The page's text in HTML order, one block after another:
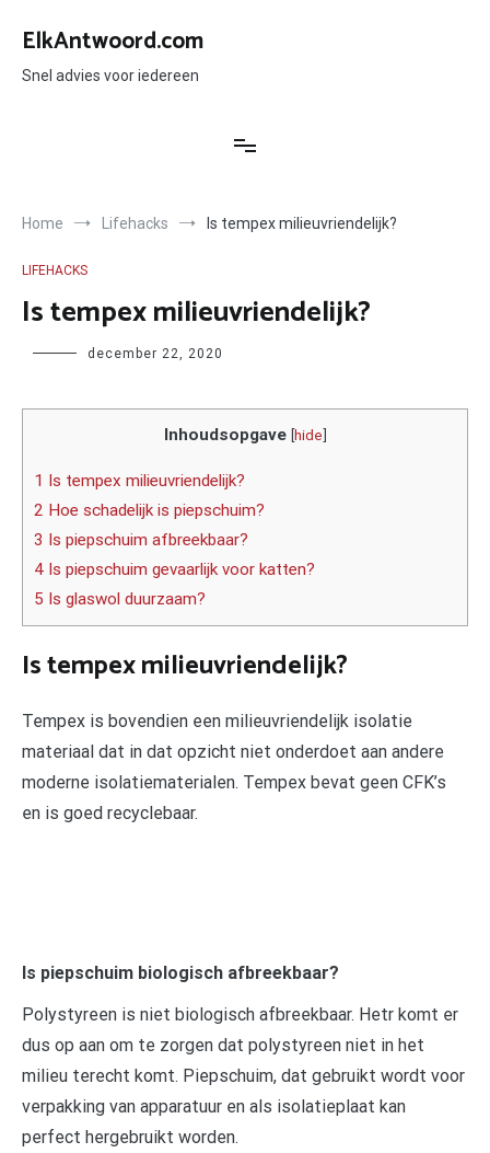
naar
inhoud
ElkAntwoord.com
Snel advies voor iedereen
Home Lifehacks Is tempex milieuvriendelijk?
LIFEHACKS
Is tempex milieuvriendelijk?
Author december 22, 2020
Inhoudsopgave [hide]
1 Is tempex milieuvriendelijk?
2 Hoe schadelijk is piepschuim?
3 Is piepschuim afbreekbaar?
4 Is piepschuim gevaarlijk voor katten?
5 Is glaswol duurzaam?
Is tempex milieuvriendelijk?
Tempex is bovendien een milieuvriendelijk isolatie
materiaal dat in dat opzicht niet onderdoet aan andere
moderne isolatiematerialen. Tempex bevat geen CFK’s
en is goed recyclebaar.
Is piepschuim biologisch afbreekbaar?
Polystyreen is niet biologisch afbreekbaar. Hetr komt er
dus op aan om te zorgen dat polystyreen niet in het
milieu terecht komt. Piepschuim, dat gebruikt wordt voor
verpakking van apparatuur en als isolatieplaat kan
perfect hergebruikt worden.